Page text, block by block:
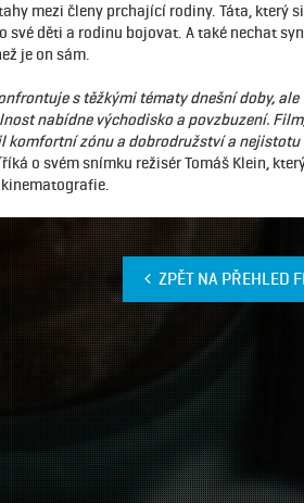
mezi členy prchající rodiny. Táta, který si
děti a rodinu bojovat. A také nechat
je on sám.
s těžkými tématy dnešní doby, ale
nabídne východisko a povzbuzení.
komfortní zónu a dobrodružství a nejistotu
říká o svém snímku režisér Tomáš Klein,
ZPĚT NA PŘEHLED